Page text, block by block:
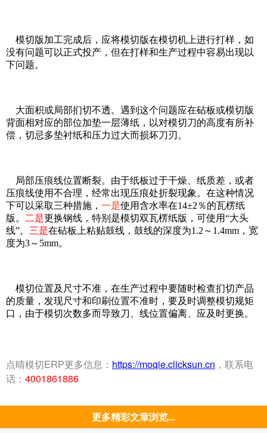
模切版加工完成后，应将模切版在模切机上进行打样，如
没有问题可以正式投产，但在打样和生产过程中容易出现以
下问题。
大面积或局部扪切不透。遇到这个问题应在砧板或模切版
背面相对应的部位加垫一层薄纸，以对模切刀的高度有所补
偿，切忌多垫衬纸和压力过大而损坏刀刃。
局部压痕线位置断裂。由于纸板过于干燥、纸质差，或者
压痕线使用不合理，经常出现压痕处折裂现象。在这种情况
下可以采取三种措施， 一是使用含水率在14±2％的瓦楞纸
版。
二是更换钢线，特别是模切双瓦楞纸版，可使用“大头
线”。 三是在砧板上粘贴鼓线，鼓线的深度为1.2～1.4mm，宽
度为3～5mm。
模切位置及尺寸不准，在生产过程中要随时检查扪切产品
的质量，发现尺寸和印刷位置不准时，要及时调整模切规矩
口，由于模切次数多而导致刀、线位置偏离、应及时更换。
点晴模切ERP更多信息： https://moqie.clicksun.cn ，联系电
话： 4001861886
更多精彩文章浏览...